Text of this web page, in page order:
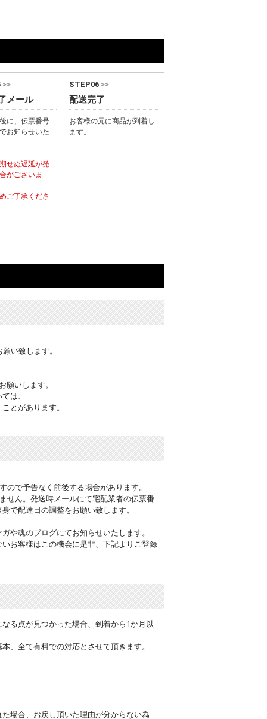
>>
メール
に、伝票番号
お知らせいた
せぬ遅延が発
がございま
ご了承くださ
STEP06 >>
配送完了
お客様の元に商品が到着し
ます。
い致します。
願いします。
は、
とがあります。
ので予告なく前後する場合があります。
せん。発送時メールにて宅配業者の伝票番
で配達日の調整をお願い致します。
や魂のブログにてお知らせいたします。
お客様はこの機会に是非、下記よりご登録
る点が見つかった場合、到着から1か月以
、全て有料での対応とさせて頂きます。
場合、お戻し頂いた理由が分からない為